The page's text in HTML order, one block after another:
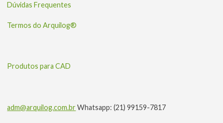
Dúvidas Frequentes
Termos do Arquilog®
Produtos para CAD
adm@arquilog.com.brWhatsapp: (21) 99159-7817